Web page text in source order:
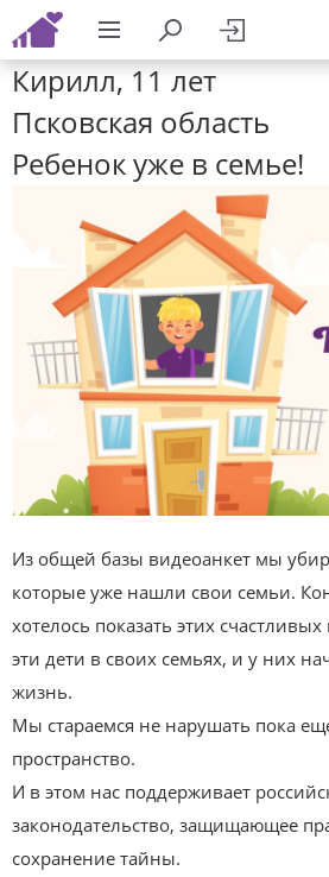
Кирилл, 11 лет
Псковская область
Ребенок уже в семье!
Из общей базы видеоанкет мы
которые уже нашли свои семьи.
хотелось показать этих
эти дети в своих семьях, и у них
жизнь.
Мы стараемся не нарушать пока
пространство.
И в этом нас поддерживает
законодательство, защищающее
сохранение тайны.